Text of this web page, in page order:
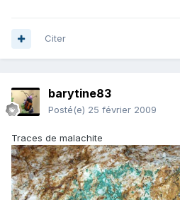
Citer
barytine83
Posté(e) 25 février 2009
Traces de malachite